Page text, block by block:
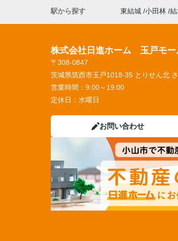
駅から探す
東結城 小田林
株式会社日進ホーム 玉戸モー
〒308-0847
茨城県筑西市玉戸1018-35 とりせん北
営業時間： 9:00～19:00
定休日： 水曜日
お問い合わせ